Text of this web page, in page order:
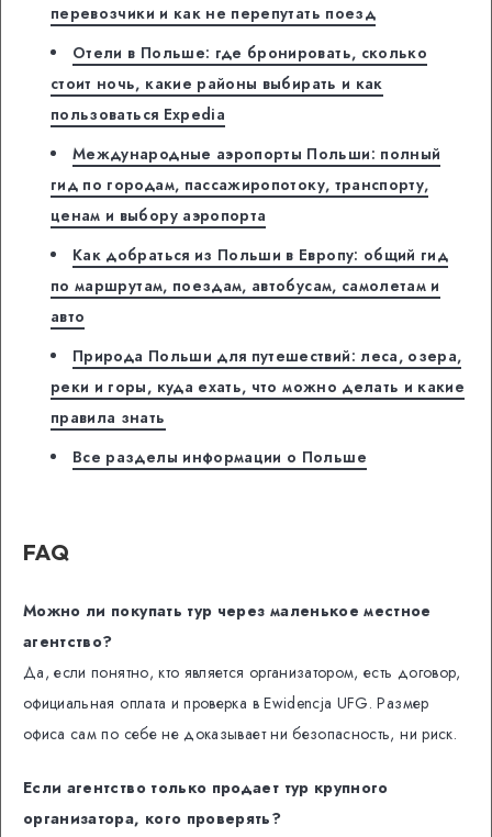
перевозчики и как не перепутать поезд
Отели в Польше: где бронировать, сколько
стоит ночь, какие районы выбирать и как
пользоваться Expedia
Международные аэропорты Польши: полный
гид по городам, пассажиропотоку, транспорту,
ценам и выбору аэропорта
Как добраться из Польши в Европу: общий гид
по маршрутам, поездам, автобусам, самолетам и
авто
Природа Польши для путешествий: леса, озера,
реки и горы, куда ехать, что можно делать и какие
правила знать
Все разделы информации о Польше
FAQ
Можно ли покупать тур через маленькое местное
агентство?
Да, если понятно, кто является организатором, есть договор,
официальная оплата и проверка в Ewidencja UFG. Размер
офиса сам по себе не доказывает ни безопасность, ни риск.
Если агентство только продает тур крупного
организатора, кого проверять?